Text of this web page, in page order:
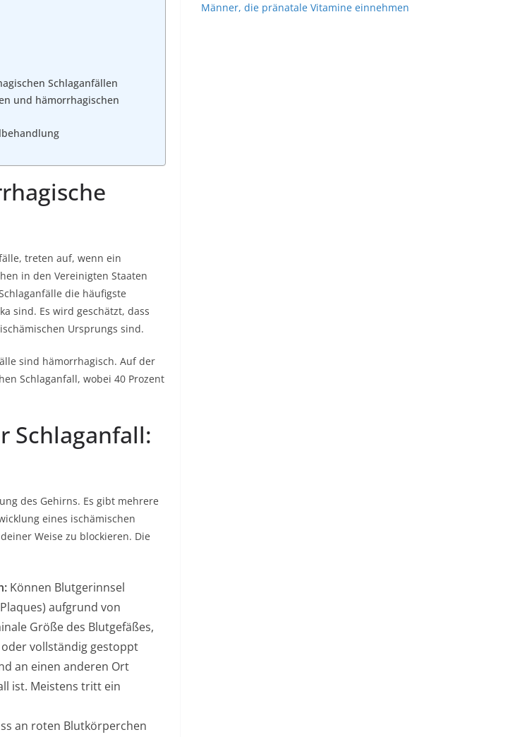
Schlaganfällen
und hämorrhagischen
treten auf, wenn ein
in den Vereinigten Staaten
die häufigste
sind. Es wird geschätzt, dass
Ursprungs sind.
sind hämorrhagisch. Auf der
Schlaganfall, wobei 40 Prozent
Schlaganfall:
des Gehirns. Es gibt mehrere
eines ischämischen
Weise zu blockieren. Die
Können Blutgerinnsel
aufgrund von
Größe des Blutgefäßes,
vollständig gestoppt
an einen anderen Ort
ist. Meistens tritt ein
an roten Blutkörperchen
Männer, die pränatale Vitamine einnehmen